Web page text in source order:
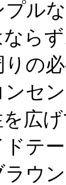
プル
ら
の
ンセ
広
ドテ
ラウ